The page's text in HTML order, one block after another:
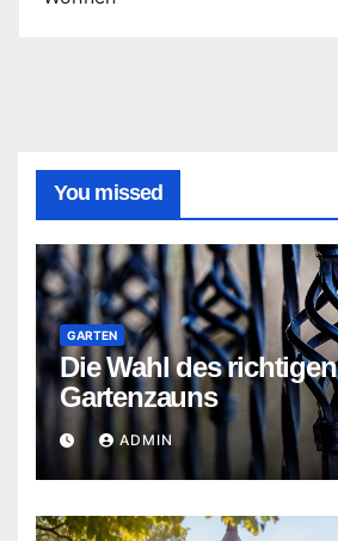
You missed
GARTEN
Die Wahl des richtigen
Gartenzauns
ADMIN